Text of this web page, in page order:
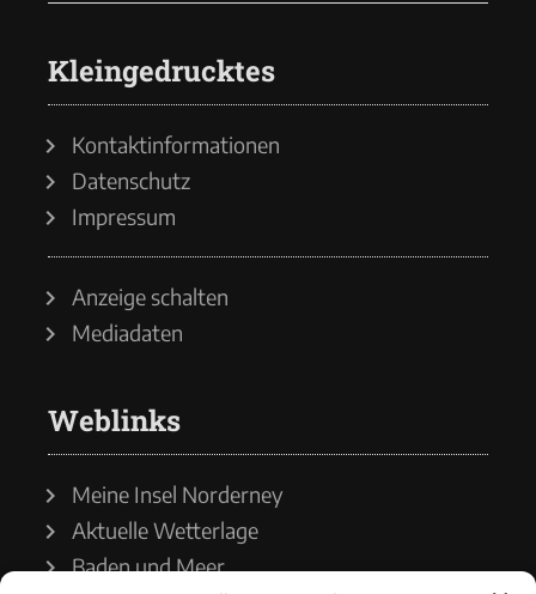
Kleingedrucktes
Kontaktinformationen
Datenschutz
Impressum
Anzeige schalten
Mediadaten
Weblinks
Meine Insel Norderney
Aktuelle Wetterlage
Baden und Meer